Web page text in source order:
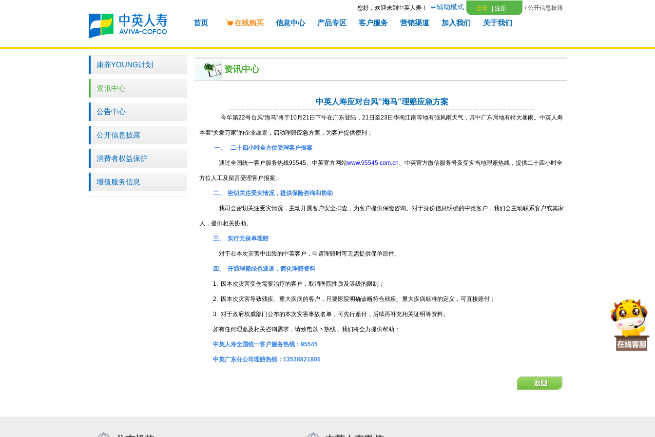
您好，欢迎来到中英人寿！ 辅助模式 登录 注册 / 公开信息披露
首页 在线购买 信息中心 产品专区 客户服务 营销渠道 加入我们 关于我们
康养YOUNG计划
资讯中心
公告中心
公开信息披露
消费者权益保护
增值服务信息
资讯中心
中英人寿应对台风“海马”理赔应急方案
今年第22号台风“海马”将于10月21日下午在广东登陆，21日至23日华南江南等地有强风雨天气，其中广东局地有特大暴雨。中英人寿
本着“关爱万家”的企业愿景，启动理赔应急方案，为客户提供便利：
一、 二十四小时全方位受理客户报案
通过全国统一客户服务热线95545、中英官方网站www.95545.com.cn、中英官方微信服务号及受灾当地理赔热线，提供二十四小时全
方位人工及留言受理客户报案。
二、 密切关注受灾情况，提供保险咨询和协助
我司会密切关注受灾情况，主动开展客户安全排查，为客户提供保险咨询。对于身份信息明确的中英客户，我们会主动联系客户或其家
人，提供相关协助。
三、 实行无保单理赔
对于在本次灾害中出险的中英客户，申请理赔时可无需提供保单原件。
四、 开通理赔绿色通道，简化理赔资料
1. 因本次灾害受伤需要治疗的客户，取消医院性质及等级的限制；
2. 因本次灾害导致残疾、重大疾病的客户，只要医院明确诊断符合残疾、重大疾病标准的定义，可直接赔付；
3. 对于政府权威部门公布的本次灾害事故名单，可先行赔付，后续再补充相关证明等资料。
如有任何理赔及相关咨询需求，请致电以下热线，我们将全力提供帮助：
中英人寿全国统一客户服务热线：95545
中英广东分公司理赔热线：13538821805